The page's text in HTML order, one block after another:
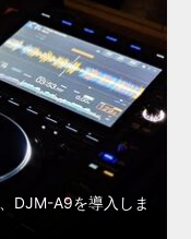
DJM-A9を導入しま